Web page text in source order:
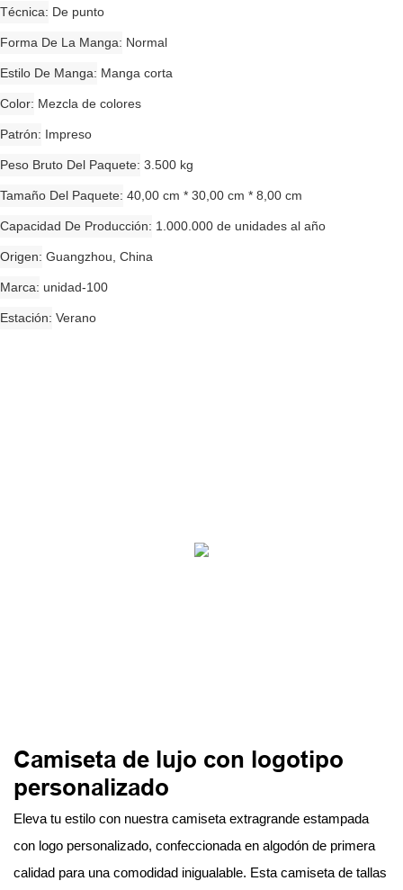
Técnica De punto
Forma De La Manga Normal
Estilo De Manga Manga corta
Color Mezcla de colores
Patrón Impreso
Peso Bruto Del Paquete 3.500 kg
Tamaño Del Paquete 40,00 cm * 30,00 cm * 8,00 cm
Capacidad De Producción 1.000.000 de unidades al año
Origen Guangzhou, China
Marca unidad-100
Estación Verano
Camiseta de lujo con logotipo
personalizado
Eleva tu estilo con nuestra camiseta extragrande estampada
con logo personalizado, confeccionada en algodón de primera
calidad para una comodidad inigualable. Esta camiseta de tallas